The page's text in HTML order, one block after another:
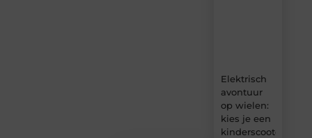
Elektrisch
avontuur
op wielen:
kies je een
kinderscooter